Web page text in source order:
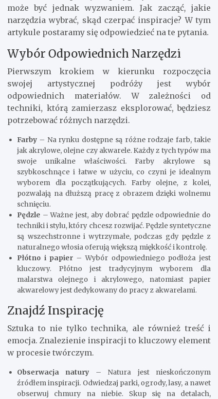
może być jednak wyzwaniem. Jak zacząć, jakie
narzędzia wybrać, skąd czerpać inspiracje? W tym
artykule postaramy się odpowiedzieć na te pytania.
Wybór Odpowiednich Narzędzi
Pierwszym krokiem w kierunku rozpoczęcia
swojej artystycznej podróży jest wybór
odpowiednich materiałów. W zależności od
techniki, którą zamierzasz eksplorować, będziesz
potrzebować różnych narzędzi.
Farby – Na rynku dostępne są różne rodzaje farb, takie
jak akrylowe, olejne czy akwarele. Każdy z tych typów ma
swoje unikalne właściwości. Farby akrylowe są
szybkoschnące i łatwe w użyciu, co czyni je idealnym
wyborem dla początkujących. Farby olejne, z kolei,
pozwalają na dłuższą pracę z obrazem dzięki wolnemu
schnięciu.
Pędzle – Ważne jest, aby dobrać pędzle odpowiednie do
techniki i stylu, który chcesz rozwijać. Pędzle syntetyczne
są wszechstronne i wytrzymałe, podczas gdy pędzle z
naturalnego włosia oferują większą miękkość i kontrolę.
Płótno i papier – Wybór odpowiedniego podłoża jest
kluczowy. Płótno jest tradycyjnym wyborem dla
malarstwa olejnego i akrylowego, natomiast papier
akwarelowy jest dedykowany do pracy z akwarelami.
Znajdź Inspirację
Sztuka to nie tylko technika, ale również treść i
emocja. Znalezienie inspiracji to kluczowy element
w procesie twórczym.
Obserwacja natury – Natura jest nieskończonym
źródłem inspiracji. Odwiedzaj parki, ogrody, lasy, a nawet
obserwuj chmury na niebie. Skup się na detalach,